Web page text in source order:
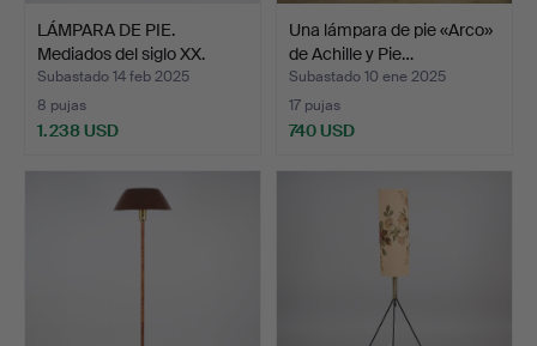
LÁMPARA DE PIE.
Mediados del siglo XX.
Subastado 14 feb 2025
8 pujas
1.238 USD
Una lámpara de pie «Arco»
de Achille y Pie…
Subastado 10 ene 2025
17 pujas
740 USD